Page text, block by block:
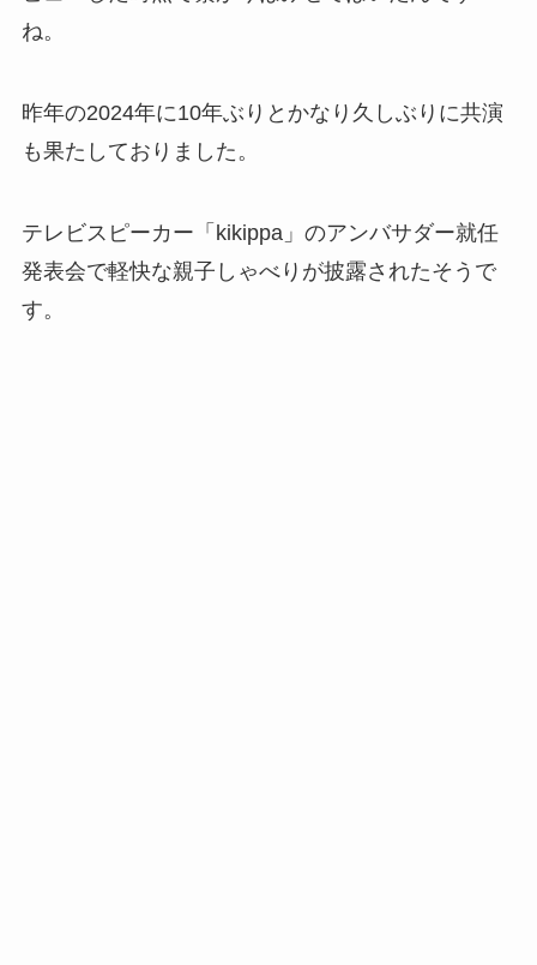
ね。
昨年の2024年に10年ぶりとかなり久しぶりに共演
も果たしておりました。
テレビスピーカー「kikippa」のアンバサダー就任
発表会で軽快な親子しゃべりが披露されたそうで
す。